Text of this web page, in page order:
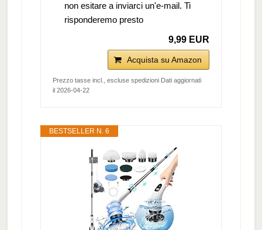
non esitare a inviarci un'e-mail. Ti
risponderemo presto
9,99 EUR
Acquista su Amazon
Prezzo tasse incl., escluse spedizioni Dati aggiornati
il 2026-04-22
BESTSELLER N. 6